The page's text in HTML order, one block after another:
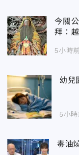
今關
拜：
5小時前
幼兒
5小時
毒油